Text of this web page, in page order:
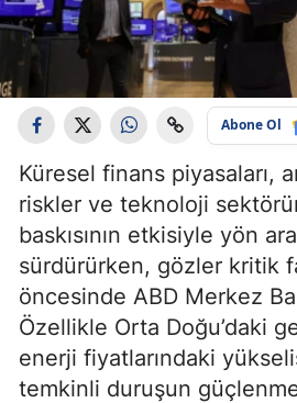
Abone Ol
Küresel finans piyasaları,
riskler ve teknoloji
baskısının etkisiyle yön
sürdürürken, gözler kritik
öncesinde ABD Merkez
Özellikle Orta Doğu’daki
enerji fiyatlarındaki
temkinli duruşun